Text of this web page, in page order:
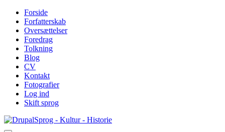
Forside
Forfatterskab
Oversættelser
Foredrag
Tolkning
Blog
CV
Kontakt
Fotografier
Log ind
Skift sprog
Gå
til
Sprog - Kultur - Historie